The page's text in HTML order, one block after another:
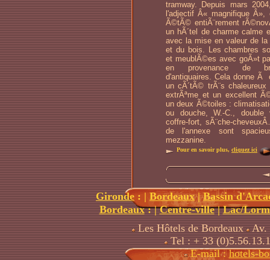
tramway. Depuis mars
l'adjectif Â« magnifique
Ã©tÃ© entiÃ¨rement
un hÃ´tel de charme calme
avec la mise en valeur de la
et du bois. Les chambres
et meublÃ©es avec goÃ»t
en provenance de
d'antiquaires. Cela donne Ã
un cÃ´tÃ© trÃ¨s
extrÃªme et un excellent
un deux Ã©toiles :
ou douche, W.-C., double
coffre-fort, sÃ¨che-
de l'annexe sont
mezzanine.
Pour en savoir plus, cliquez ici
Gironde : | Bordeaux|Bassin
Bordeaux: |Centre-ville|Lac/
Les Hôtels de Bordeaux Av.
Tel : + 33
E-mail :hotels-